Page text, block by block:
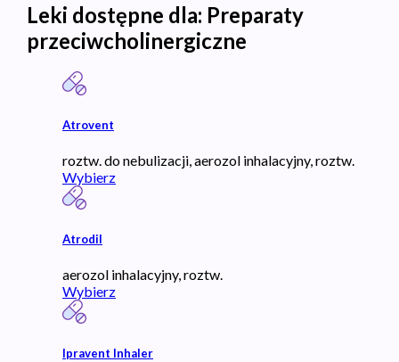
Leki dostępne dla: Preparaty
przeciwcholinergiczne
Atrovent
roztw. do nebulizacji, aerozol inhalacyjny, roztw.
Wybierz
Atrodil
aerozol inhalacyjny, roztw.
Wybierz
Ipravent Inhaler